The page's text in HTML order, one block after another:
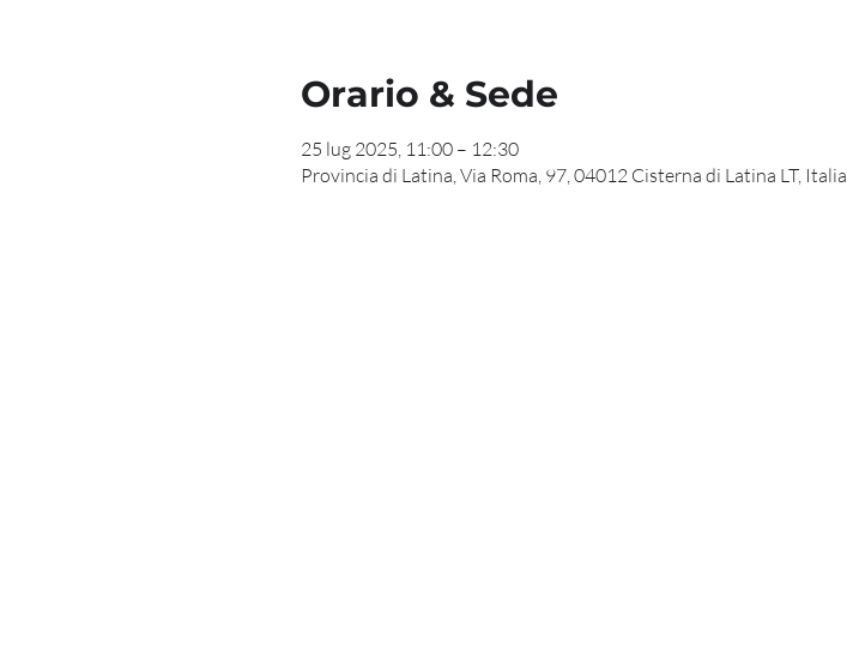
Orario & Sede
25 lug 2025, 11:00 – 12:30
Provincia di Latina, Via Roma, 97, 04012 Cisterna di Latina LT, Italia